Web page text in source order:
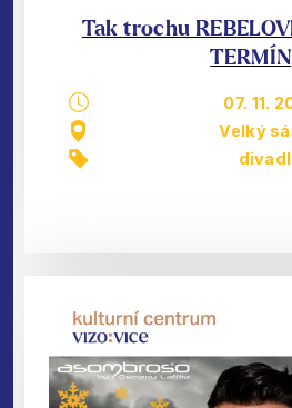
Tak trochu
07. 11.
Velký